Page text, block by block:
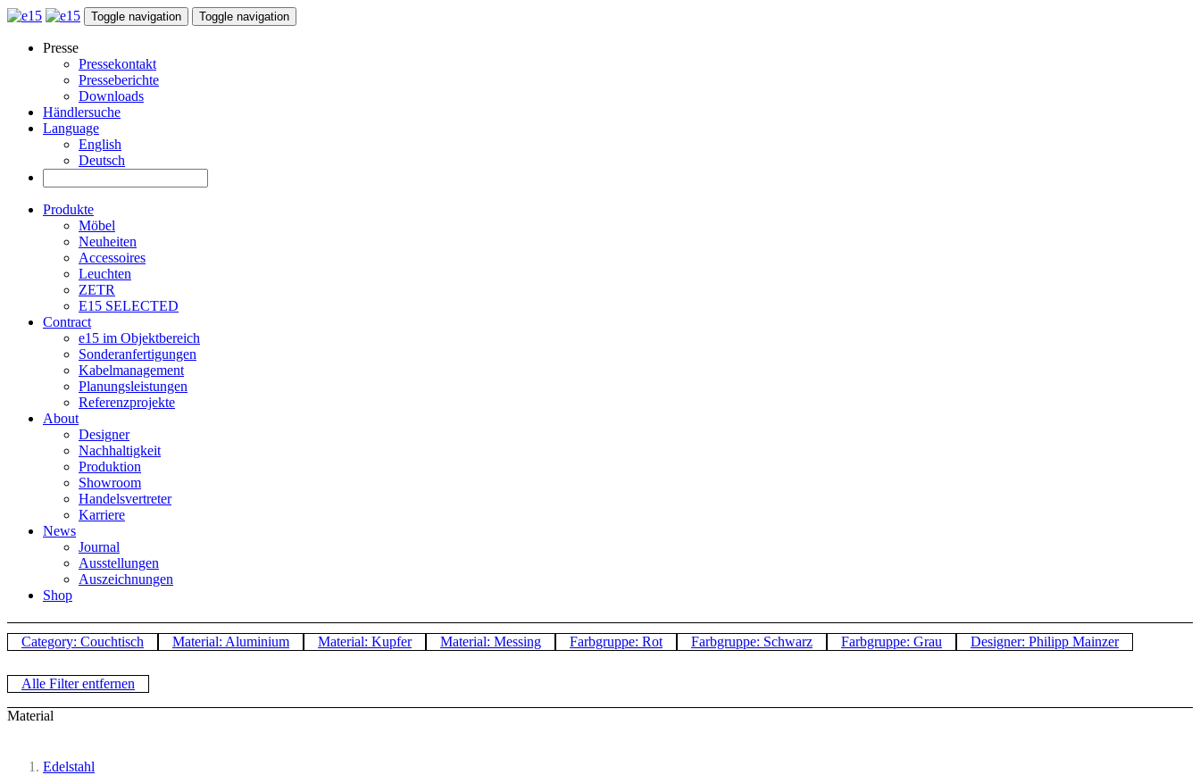
Toggle navigation Toggle navigation
Presse
Pressekontakt
Presseberichte
Downloads
Händlersuche
Language
English
Deutsch
Produkte
Möbel
Neuheiten
Accessoires
Leuchten
ZETR
E15 SELECTED
Contract
e15 im Objektbereich
Sonderanfertigungen
Kabelmanagement
Planungsleistungen
Referenzprojekte
About
Designer
Nachhaltigkeit
Produktion
Showroom
Handelsvertreter
Karriere
News
Journal
Ausstellungen
Auszeichnungen
Shop
Category: Couchtisch Material: Aluminium Material: Kupfer Material: Messing Farbgruppe: Rot Farbgruppe: Schwarz Farbgruppe: Grau Designer: Philipp Mainzer
Alle Filter entfernen
Material
Edelstahl